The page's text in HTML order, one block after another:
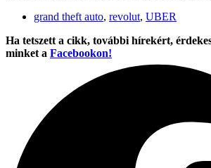
grand theft auto, revolut, UBER
Ha tetszett a cikk, további hírekért,
minket a Facebookon!